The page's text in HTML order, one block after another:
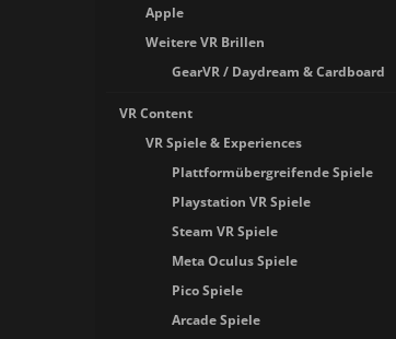
Apple
Weitere VR Brillen
GearVR / Daydream & Cardboard
VR Content
VR Spiele & Experiences
Plattformübergreifende Spiele
Playstation VR Spiele
Steam VR Spiele
Meta Oculus Spiele
Pico Spiele
Arcade Spiele